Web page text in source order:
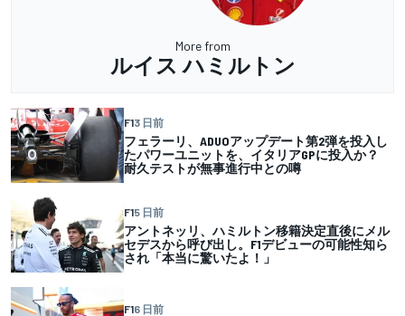
More from
ルイス ハミルトン
F13 日前
フェラーリ、ADUOアップデート第2弾を投入し
たパワーユニットを、イタリアGPに投入か？
耐久テストが無事進行中との噂
F15 日前
アントネッリ、ハミルトン移籍決定直後にメル
セデスから呼び出し。F1デビューの可能性知ら
され「本当に驚いたよ！」
F16 日前